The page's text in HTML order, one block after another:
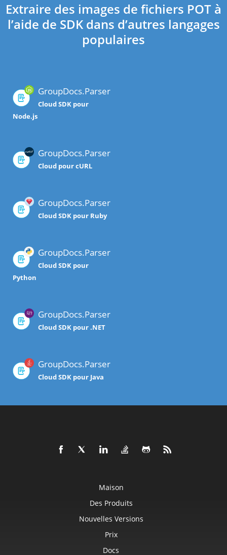
Extraire des images de fichiers POT à
l’aide de SDK dans d’autres langages
populaires
GroupDocs.Parser
Cloud SDK pour
Node.js
GroupDocs.Parser
Cloud pour cURL
GroupDocs.Parser
Cloud SDK pour Ruby
GroupDocs.Parser
Cloud SDK pour
Python
GroupDocs.Parser
Cloud SDK pour .NET
GroupDocs.Parser
Cloud SDK pour Java
Maison
Des Produits
Nouvelles Versions
Prix
Docs